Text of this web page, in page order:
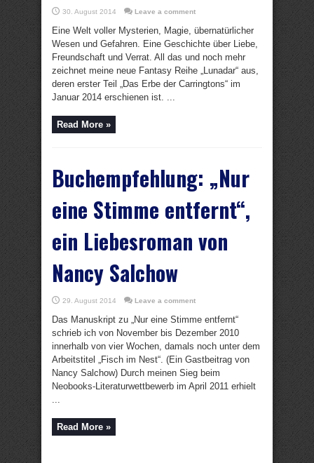
30. August 2014 Leave a comment
Eine Welt voller Mysterien, Magie, übernatürlicher
Wesen und Gefahren. Eine Geschichte über Liebe,
Freundschaft und Verrat. All das und noch mehr
zeichnet meine neue Fantasy Reihe „Lunadar“ aus,
deren erster Teil „Das Erbe der Carringtons“ im
Januar 2014 erschienen ist. ...
Read More »
Buchempfehlung: „Nur
eine Stimme entfernt“,
ein Liebesroman von
Nancy Salchow
29. August 2014 Leave a comment
Das Manuskript zu „Nur eine Stimme entfernt“
schrieb ich von November bis Dezember 2010
innerhalb von vier Wochen, damals noch unter dem
Arbeitstitel „Fisch im Nest“. (Ein Gastbeitrag von
Nancy Salchow) Durch meinen Sieg beim
Neobooks-Literaturwettbewerb im April 2011 erhielt
...
Read More »